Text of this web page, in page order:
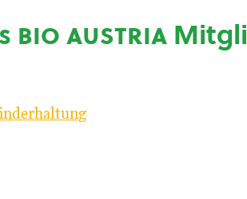
bio austria